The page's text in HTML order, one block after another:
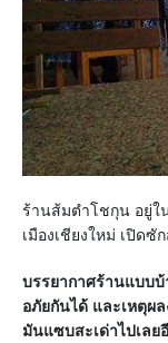
ร้านส้มตำโชกุน อยู่ใ
เมืองเชียงใหม่ เปิด
บรรยากาศร้านแบบ
อภัยกันได้ และเหตุผ
มันแซบสะเด่าไปเลย